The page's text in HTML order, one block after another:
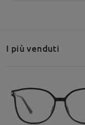
I più venduti